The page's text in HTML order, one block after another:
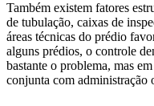
Também existem fatores
de tubulação, caixas de
áreas técnicas do prédio
alguns prédios, o controle
bastante o problema, mas
conjunta com administração